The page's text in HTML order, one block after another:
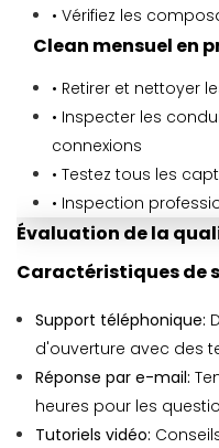
• Vérifiez les
Clean mensuel en
• Retirer et nettoyer
• Inspecter les
connexions
• Testez tous les
• Inspection
Évaluation de la
Caractéristiques de
Support téléphonique:
d'ouverture avec des
Réponse par e-mail:
heures pour les
Tutoriels vidéo: